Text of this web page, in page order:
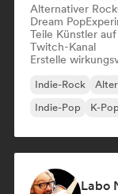
Alternativer Rock
Dream Pop
Teile Künstler
Twitch-Kanal
Erstelle
Indie-Rock
Indie-Pop
K-
Labo